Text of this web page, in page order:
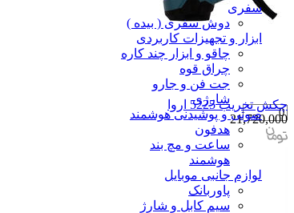
سفری
دوش سفری ( بیده )
ابزار و تجهیزات کاربردی
چاقو و ابزار چند کاره
چراق قوه
جت فن و جارو
شارژی
صوتی و پوشیدنی هوشمند
هدفون
ساعت و مچ بند
هوشمند
لوازم جانبی موبایل
پاوربانک
سیم کابل و شارژ
چکش تخریب 5225 اروا
21,720,000